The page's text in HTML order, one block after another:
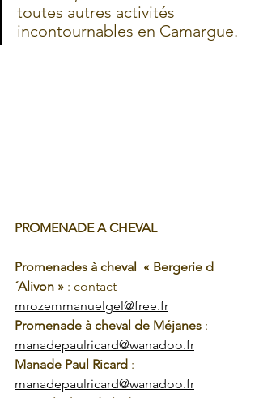
toutes autres activités
incontournables en Camargue.
PROMENADE A CHEVAL
Promenades à cheval  « Bergerie d
´Alivon » : contact
mrozemmanuelgel@free.fr
Promenade à cheval de Méjanes :
manadepaulricard@wanadoo.fr
Manade Paul Ricard :
manadepaulricard@wanadoo.fr